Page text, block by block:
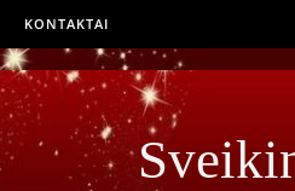
KONTAKTAI